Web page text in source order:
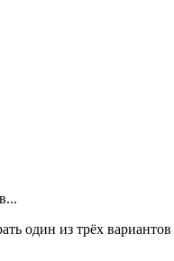
один из трёх